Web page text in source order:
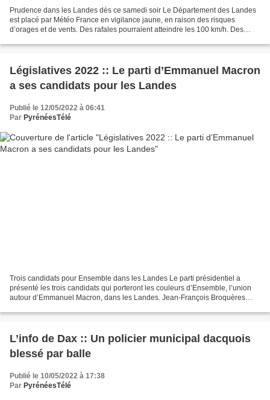
Prudence dans les Landes dès ce samedi soir Le Département des Landes
est placé par Météo France en vigilance jaune, en raison des risques
d’orages et de vents. Des rafales pourraient atteindre les 100 km/h. Des
Législatives 2022 :: Le parti d’Emmanuel Macron
a ses candidats pour les Landes
Publié le 12/05/2022 à 06:41
Par PyrénéesTélé
Trois candidats pour Ensemble dans les Landes Le parti présidentiel a
présenté les trois candidats qui porteront les couleurs d’Ensemble, l’union
autour d’Emmanuel Macron, dans les Landes. Jean-François Broquères
L’info de Dax :: Un policier municipal dacquois
blessé par balle
Publié le 10/05/2022 à 17:38
Par PyrénéesTélé